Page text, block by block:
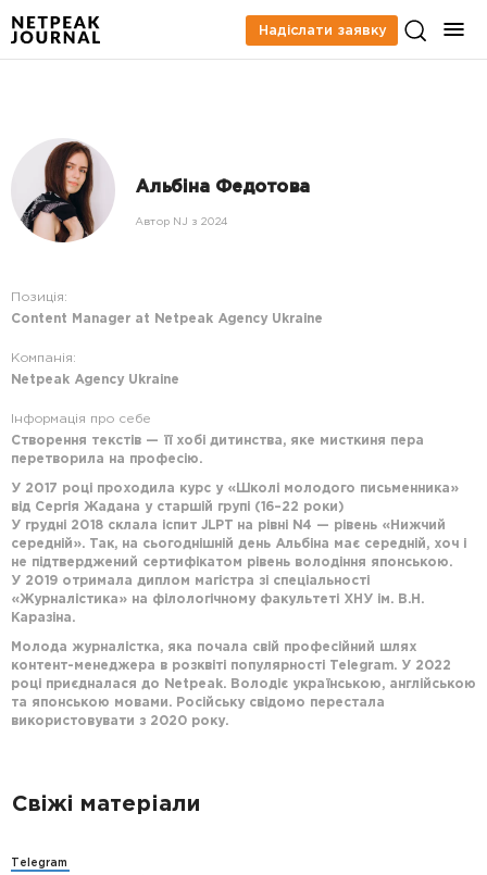
Надіслати заявку
Альбіна Федотова
Автор NJ з 2024
Позиція:
Content Manager at Netpeak Agency Ukraine
Компанія:
Netpeak Agency Ukraine
Інформація про себе
Створення текстів — її хобі дитинства, яке мисткиня пера
перетворила на професію.
У 2017 році проходила курс у «Школі молодого письменника»
від Сергія Жадана у старшій групі (16–22 роки)
У грудні 2018 склала іспит JLPT на рівні N4 — рівень «Нижчий
середній». Так, на сьогоднішній день Альбіна має середній, хоч і
не підтверджений сертифікатом рівень володіння японською.
У 2019 отримала диплом магістра зі спеціальності
«Журналістика» на філологічному факультеті ХНУ ім. В.Н.
Каразіна.
Молода журналістка, яка почала свій професійний шлях
контент-менеджера в розквіті популярності Telegram. У 2022
році приєдналася до Netpeak. Володіє українською, англійською
та японською мовами. Російську свідомо перестала
використовувати з 2020 року.
Свіжі матеріали
Telegram